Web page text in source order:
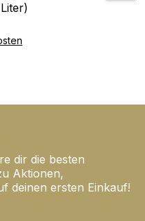
dir die besten
Aktionen,
deinen ersten Einkauf!